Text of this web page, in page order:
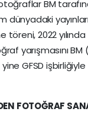
BM
2022 yılında
yarışmasını
GFSD
FOTOĞRAF